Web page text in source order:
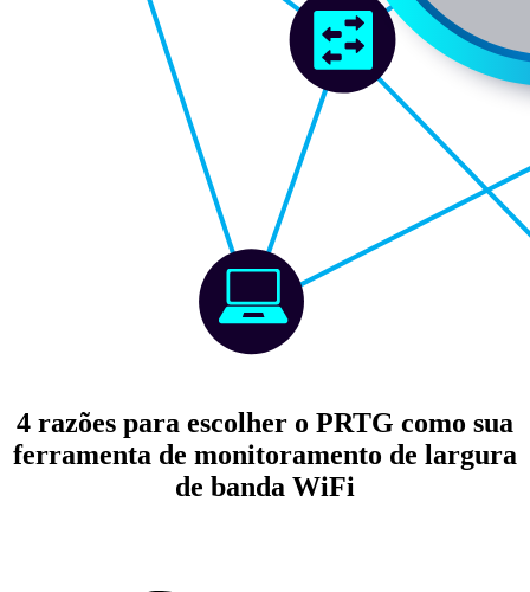
4 razões para escolher o PRTG como sua
ferramenta de monitoramento de largura
de banda WiFi